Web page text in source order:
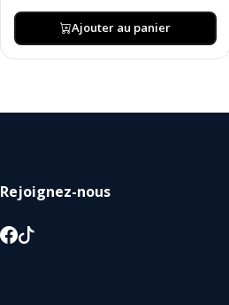
Ajouter au panier
Rejoignez-nous